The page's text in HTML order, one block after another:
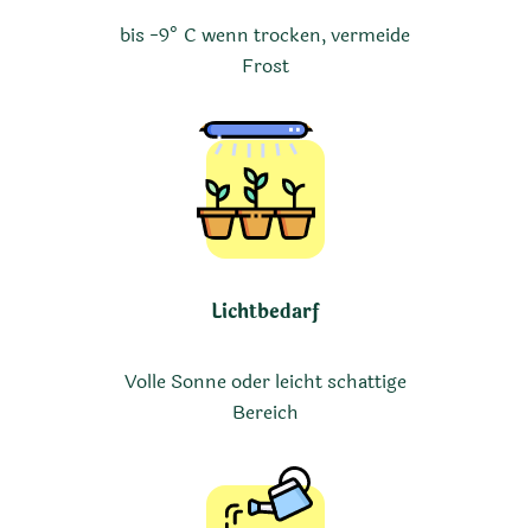
bis -9° C wenn trocken, vermeide
Frost
Lichtbedarf
Volle Sonne oder leicht schattige
Bereich